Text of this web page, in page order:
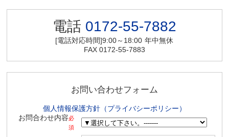
電話 0172-55-7882
[電話対応時間]9:00～18:00 年中無休
FAX 0172-55-7883
お問い合わせフォーム
個人情報保護方針（プライバシーポリシー）
お問合わせ内容必
須